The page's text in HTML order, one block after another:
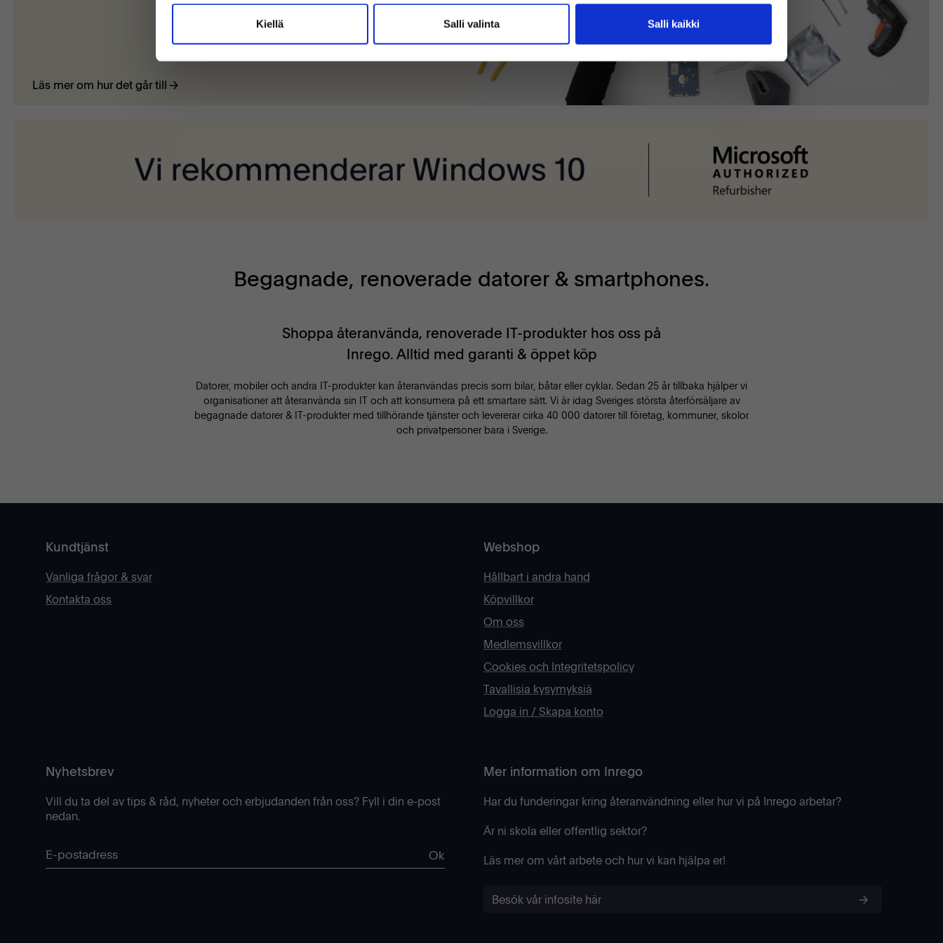
Kiellä Salli valinta Salli kaikki
Läs mer om hur det går till
Begagnade, renoverade datorer & smartphones.
Shoppa återanvända, renoverade IT-produkter hos oss på
Inrego. Alltid med garanti & öppet köp
Datorer, mobiler och andra IT-produkter kan återanvändas precis som bilar, båtar eller cyklar. Sedan 25 år tillbaka hjälper vi
organisationer att återanvända sin IT och att konsumera på ett smartare sätt. Vi är idag Sveriges största återförsäljare av
begagnade datorer & IT-produkter med tillhörande tjänster och levererar cirka 40 000 datorer till företag, kommuner, skolor
och privatpersoner bara i Sverige.
Kundtjänst
Vanliga frågor & svar
Kontakta oss
Webshop
Hållbart i andra hand
Köpvillkor
Om oss
Medlemsvillkor
Cookies och Integritetspolicy
Tavallisia kysymyksiä
Logga in / Skapa konto
Nyhetsbrev
Vill du ta del av tips & råd, nyheter och erbjudanden från oss? Fyll i din e-post
nedan.
Ok
Mer information om Inrego
Har du funderingar kring återanvändning eller hur vi på Inrego arbetar?
Är ni skola eller offentlig sektor?
Läs mer om vårt arbete och hur vi kan hjälpa er!
Besök vår infosite här